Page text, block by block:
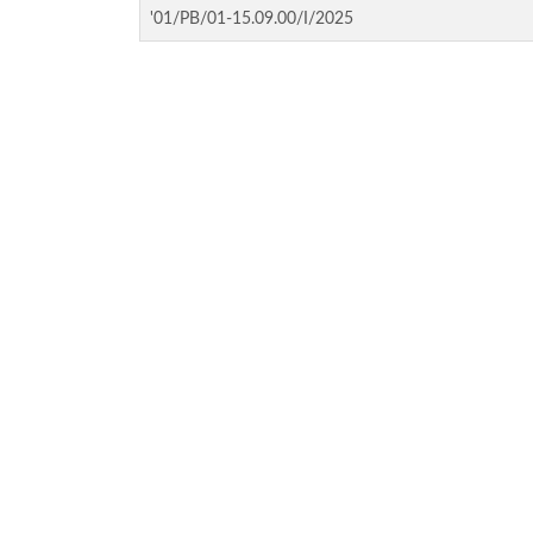
'01/PB/01-15.09.00/I/2025